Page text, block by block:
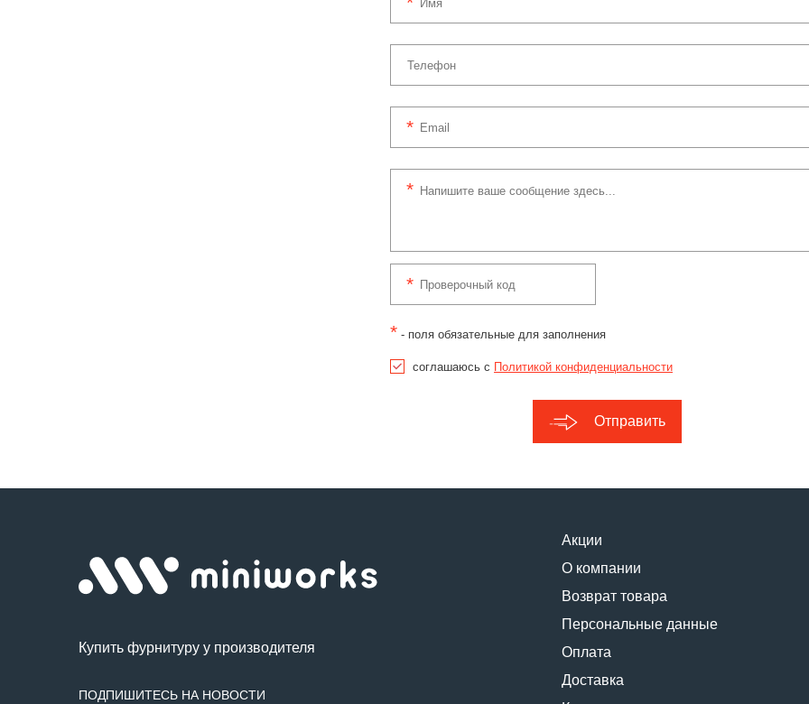
* - поля обязательные для заполнения
соглашаюсь с Политикой конфиденциальности
Отправить
Купить фурнитуру у производителя
ПОДПИШИТЕСЬ НА НОВОСТИ
Акции
О компании
Возврат товара
Персональные данные
Оплата
Доставка